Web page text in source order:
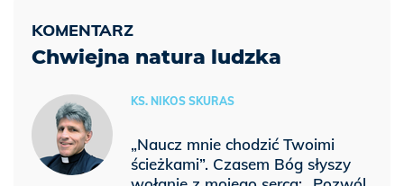
Chwiejna natura ludzka
KS. NIKOS SKURAS
„Naucz mnie chodzić Twoimi
ścieżkami”. Czasem Bóg słyszy